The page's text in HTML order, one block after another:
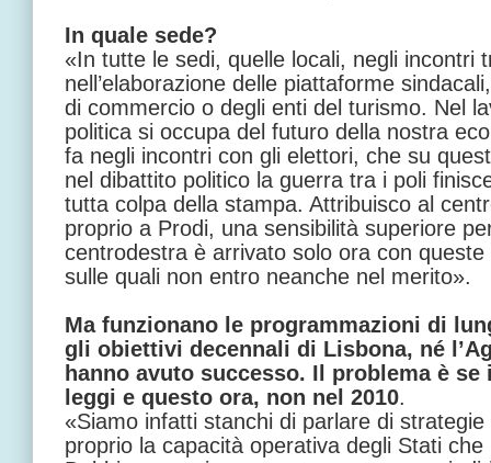
In quale sede?
«In tutte le sedi, quelle locali, negli incontri
nell’elaborazione delle piattaforme
di commercio o degli enti del turismo. Nel
politica si occupa del futuro della nostra
fa negli incontri con gli elettori, che su
nel dibattito politico la guerra tra i poli
tutta colpa della stampa. Attribuisco al
proprio a Prodi, una sensibilità superiore
centrodestra è arrivato solo ora con
sulle quali non entro neanche nel merito».
Ma funzionano le programmazioni di
gli obiettivi decennali di Lisbona, né
hanno avuto successo. Il problema è
leggi e questo ora, non nel 2010.
«Siamo infatti stanchi di parlare di
proprio la capacità operativa degli Stati